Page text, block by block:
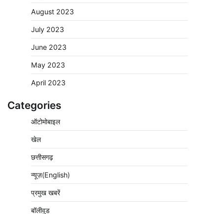
August 2023
July 2023
June 2023
May 2023
April 2023
Categories
ऑटोमोबाइल
खेल
छत्तीसगढ़
न्यूज़(English)
प्रमुख खबरें
बॉलीवुड